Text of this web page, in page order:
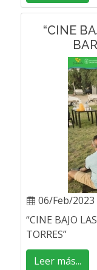
“CINE
06/Feb/2023
“CINE BAJO
TORRES”
Leer más...